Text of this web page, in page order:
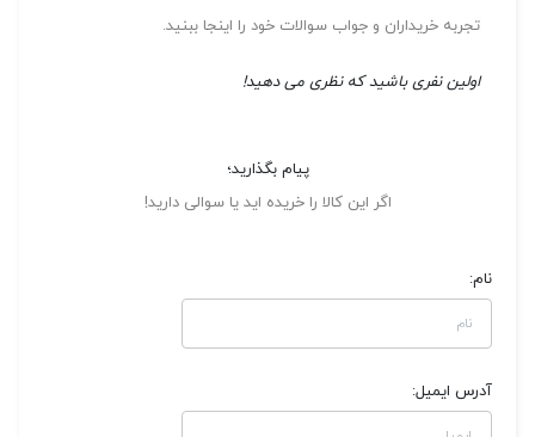
تجربه خریداران و جواب سوالات خود را اینجا ببنید.
اولین نفری باشید که نظری می دهید!
پیام بگذارید؛
اگر این کالا را خریده اید یا سوالی دارید!
نام:
آدرس ایمیل: